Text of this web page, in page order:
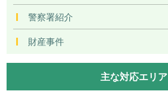
警察署紹介
財産事件
主な対応エリア